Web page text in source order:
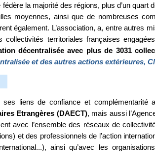
la majorité des régions, plus d’un quart
moyennes, ainsi que de nombreuses
également. L’association, a, entre autres
collectivités territoriales françaises
décentralisée avec plus de 3031
et des autres actions extérieures,
liens de confiance et complémentarité
Etrangères (DAECT), mais aussi
avec l’ensemble des réseaux de
et des professionnels de l’action
ainsi qu’avec les